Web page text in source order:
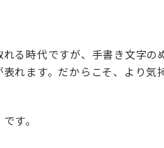
る時代ですが、手書き文字
れます。だからこそ、より
です。